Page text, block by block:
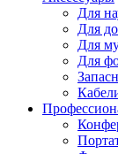
Для
Для
Для
Для